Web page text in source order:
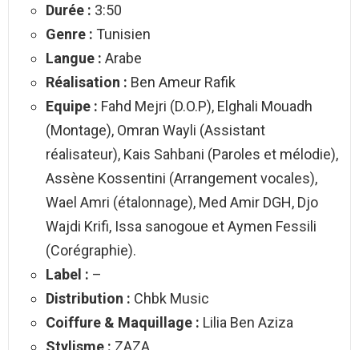
Durée : 3:50
Genre : Tunisien
Langue : Arabe
Réalisation : Ben Ameur Rafik
Equipe : Fahd Mejri (D.O.P), Elghali Mouadh
(Montage), Omran Wayli (Assistant
réalisateur), Kais Sahbani (Paroles et mélodie),
Assène Kossentini (Arrangement vocales),
Wael Amri (étalonnage), Med Amir DGH, Djo
Wajdi Krifi, Issa sanogoue et Aymen Fessili
(Corégraphie).
Label : –
Distribution : Chbk Music
Coiffure & Maquillage : Lilia Ben Aziza
Stylisme : ZAZA